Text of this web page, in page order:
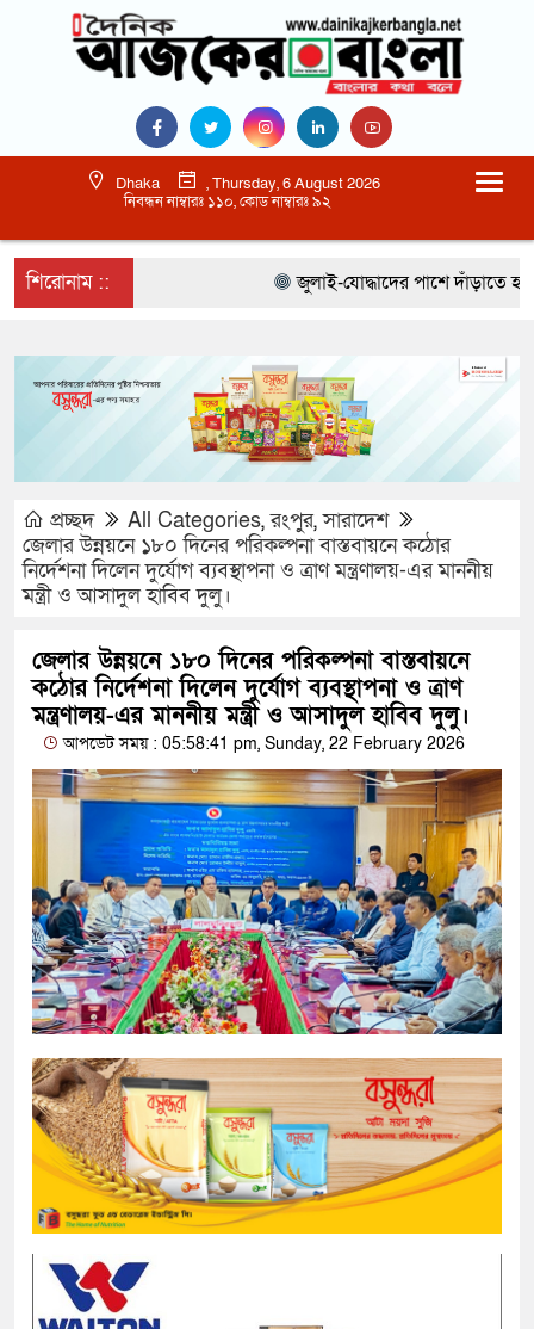
Dhaka
, Thursday, 6 August 2026
নিবন্ধন নাম্বারঃ ১১০, কোড নাম্বারঃ ৯২
শিরোনাম :: জুলাই-যোদ্ধাদের পাশে দাঁড়াতে হবে :-
প্রচ্ছদ All Categories,রংপুর,সারাদেশ
জেলার উন্নয়নে ১৮০ দিনের পরিকল্পনা বাস্তবায়নে কঠোর
নির্দেশনা দিলেন দুর্যোগ ব্যবস্থাপনা ও ত্রাণ মন্ত্রণালয়-এর মাননীয়
মন্ত্রী ও আসাদুল হাবিব দুলু।
জেলার উন্নয়নে ১৮০ দিনের পরিকল্পনা বাস্তবায়নে
কঠোর নির্দেশনা দিলেন দুর্যোগ ব্যবস্থাপনা ও ত্রাণ
মন্ত্রণালয়-এর মাননীয় মন্ত্রী ও আসাদুল হাবিব দুলু।
আপডেট সময় : 05:58:41 pm, Sunday, 22 February 2026